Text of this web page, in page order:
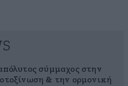
σύμμαχος στην
& την ορμονική